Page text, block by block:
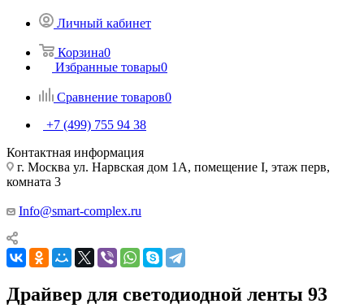
Личный кабинет
Корзина0
Избранные товары0
Сравнение товаров0
+7 (499) 755 94 38
Контактная информация
г. Москва ул. Нарвская дом 1А, помещение I, этаж перв,
комната 3
Info@smart-complex.ru
Драйвер для светодиодной ленты 93